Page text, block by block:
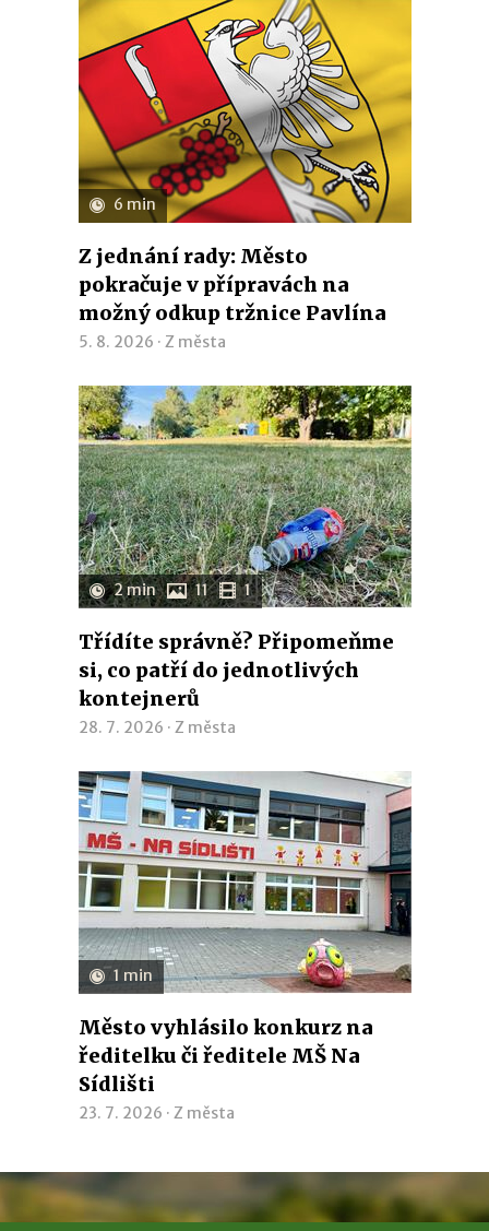
6 min
Z jednání rady: Město
pokračuje v přípravách na
možný odkup tržnice Pavlína
5. 8. 2026 · Z města
2 min 11 1
Třídíte správně? Připomeňme
si, co patří do jednotlivých
kontejnerů
28. 7. 2026 · Z města
1 min
Město vyhlásilo konkurz na
ředitelku či ředitele MŠ Na
Sídlišti
23. 7. 2026 · Z města